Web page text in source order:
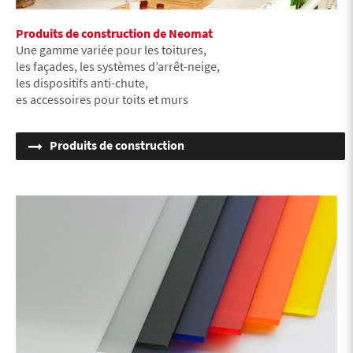
Produits de construction de Neomat
Une gamme variée pour les toitures,
les façades, les systèmes d’arrêt-neige,
les dispositifs anti-chute,
es accessoires pour toits et murs
Produits de construction